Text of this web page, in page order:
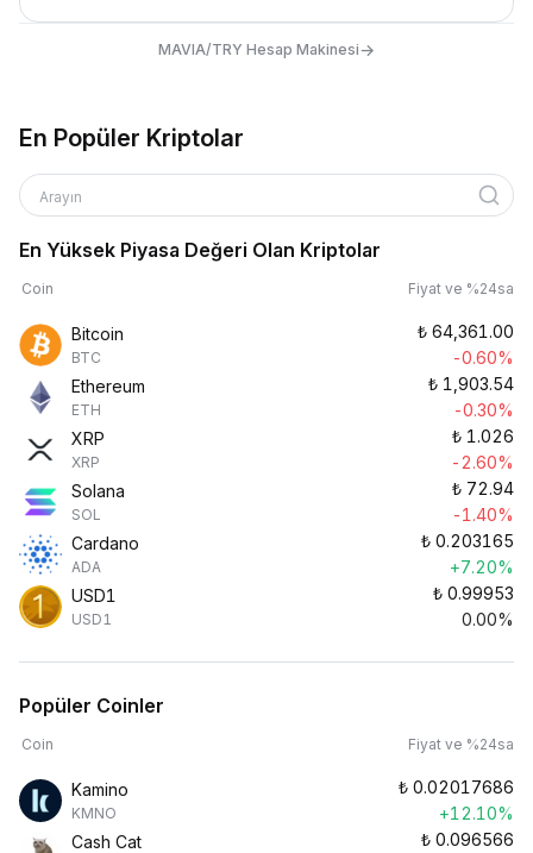
MAVIA/TRY Hesap Makinesi→
En Popüler Kriptolar
Arayın
En Yüksek Piyasa Değeri Olan Kriptolar
Coin Fiyat ve %24sa
Bitcoin
BTC
₺ 64,361.00
-0.60%
Ethereum
ETH
₺ 1,903.54
-0.30%
XRP
XRP
₺ 1.026
-2.60%
Solana
SOL
₺ 72.94
-1.40%
Cardano
ADA
₺ 0.203165
+7.20%
USD1
USD1
₺ 0.99953
0.00%
Popüler Coinler
Coin Fiyat ve %24sa
Kamino
KMNO
₺ 0.02017686
+12.10%
Cash Cat
₺ 0.096566